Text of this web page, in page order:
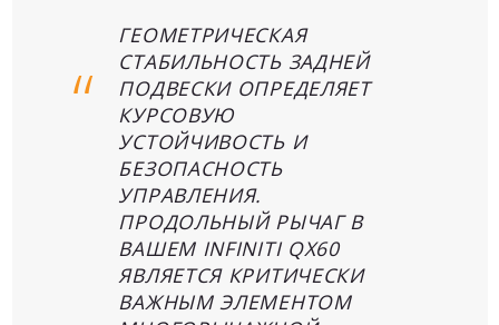
ГЕОМЕТРИЧЕСКАЯ
СТАБИЛЬНОСТЬ ЗАДНЕЙ
ПОДВЕСКИ ОПРЕДЕЛЯЕТ
КУРСОВУЮ
УСТОЙЧИВОСТЬ И
БЕЗОПАСНОСТЬ
УПРАВЛЕНИЯ.
ПРОДОЛЬНЫЙ РЫЧАГ В
ВАШЕМ INFINITI QX60
ЯВЛЯЕТСЯ КРИТИЧЕСКИ
ВАЖНЫМ ЭЛЕМЕНТОМ